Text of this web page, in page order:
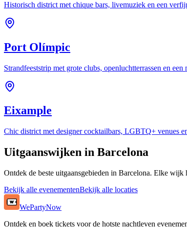
Historisch district met chique bars, livemuziek en een
Port Olímpic
Strandfeeststrip met grote clubs, openluchtterrassen en een
Eixample
Chic district met designer cocktailbars, LGBTQ+ venues
Uitgaanswijken in Barcelona
Ontdek de beste uitgaansgebieden in Barcelona. Elke wijk
Bekijk alle evenementenBekijk alle locaties
WePartyNow
Ontdek en boek tickets voor de hotste nachtleven